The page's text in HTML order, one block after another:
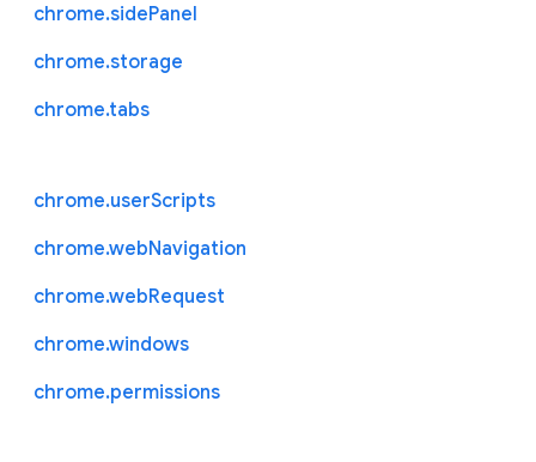
chrome.sidePanel
chrome.storage
chrome.tabs
chrome.userScripts
chrome.webNavigation
chrome.webRequest
chrome.windows
chrome.permissions